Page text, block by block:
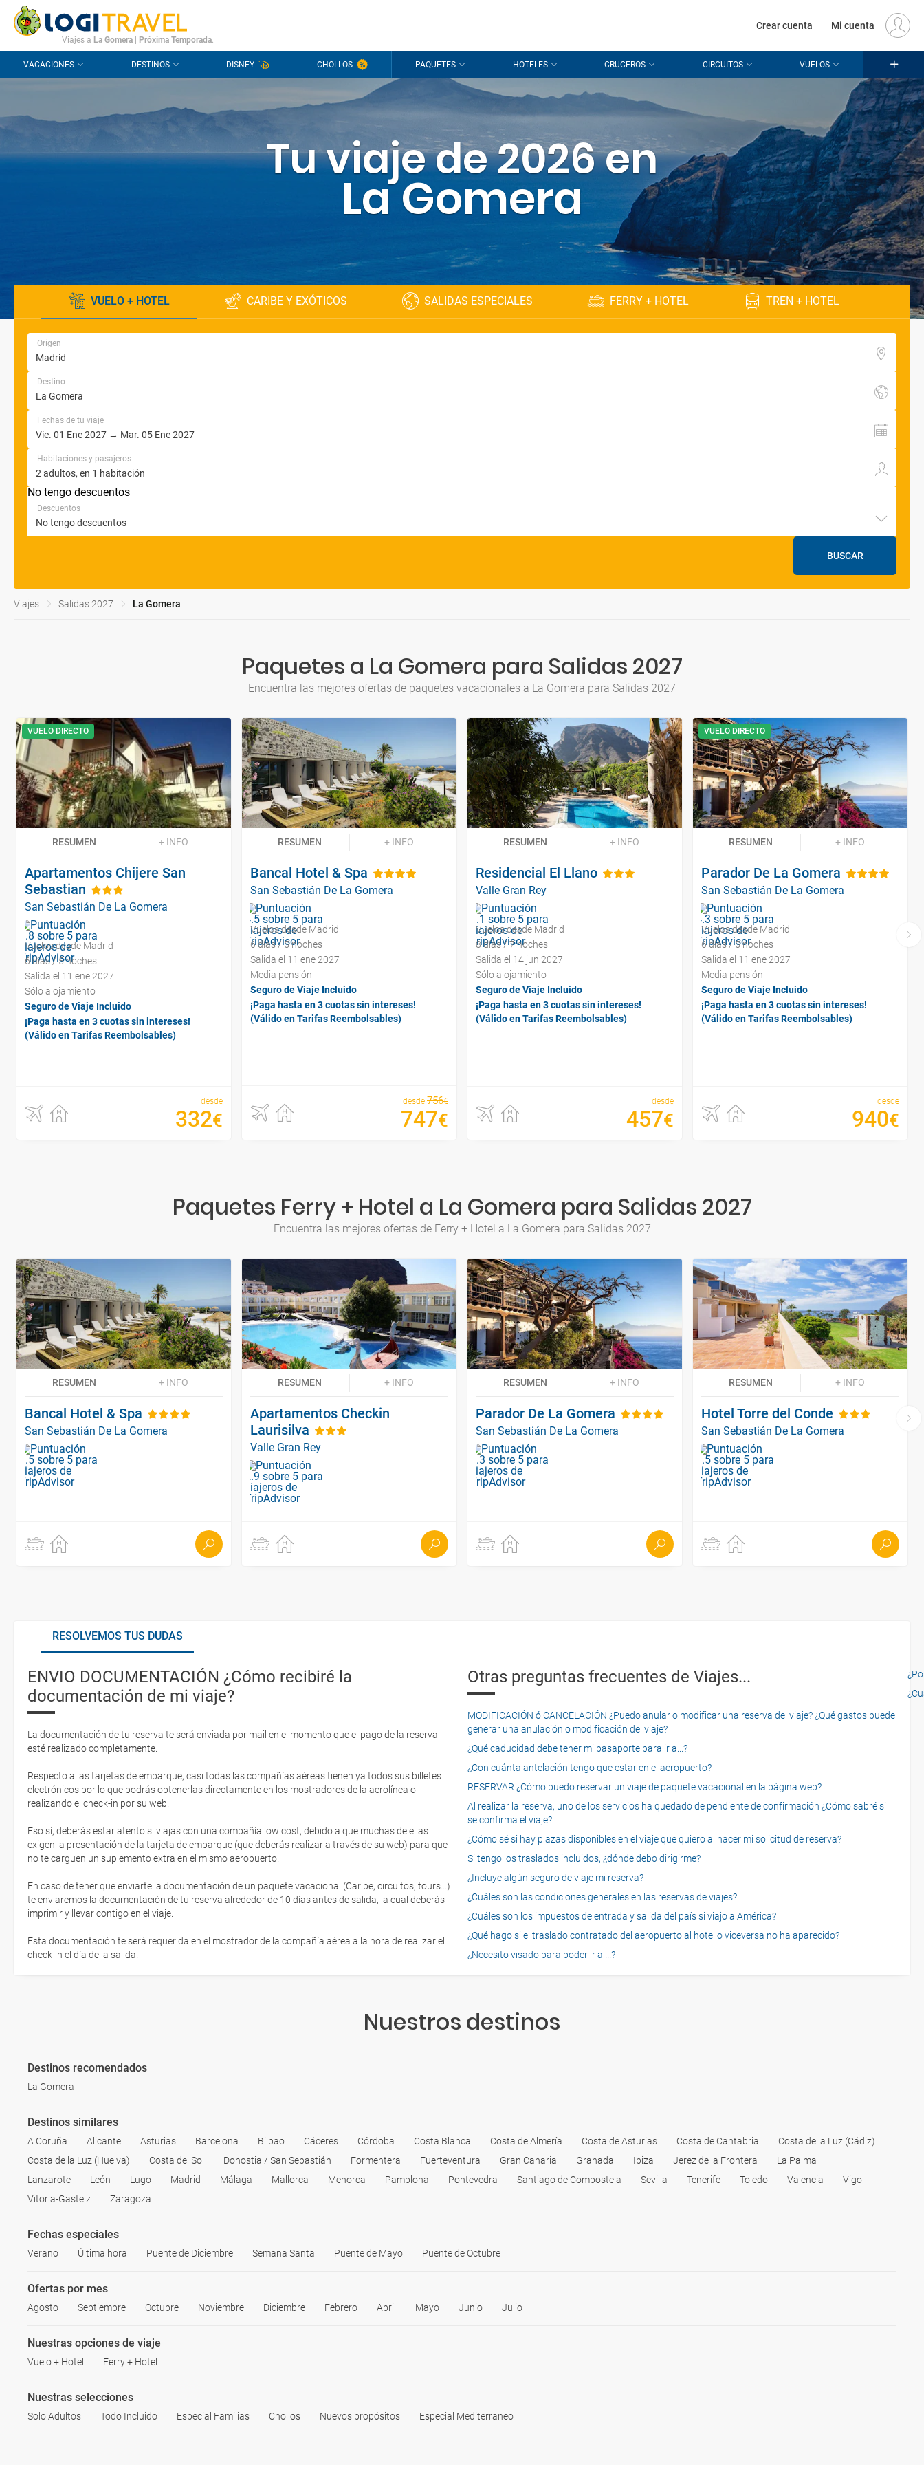
CONTACTO PREGUNTAS FRECUENTES EUR
Viajes a La Gomera Próxima Temporada.
Crear cuenta | Mi cuenta
VACACIONES DESTINOS DISNEY CHOLLOS PAQUETES HOTELES CRUCEROS CIRCUITOS VUELOS
Tu viaje de 2026 en
La Gomera
VUELO + HOTEL CARIBE Y EXÓTICOS SALIDAS ESPECIALES FERRY + HOTEL TREN + HOTEL
Origen
Destino
Fechas de tu viaje
Habitaciones y pasajeros
No tengo descuentos
Descuentos
BUSCAR
Viajes Salidas 2027 La Gomera
Paquetes a La Gomera para Salidas 2027
Encuentra las mejores ofertas de paquetes vacacionales a La Gomera para Salidas 2027
VUELO DIRECTO
RESUMEN + INFO
Apartamentos Chijere San
Sebastian
San Sebastián De La Gomera
Vuelos desde Madrid
6 días / 5 noches
Salida el 11 ene 2027
Sólo alojamiento
Seguro de Viaje Incluido
¡Paga hasta en 3 cuotas sin intereses!
(Válido en Tarifas Reembolsables)
desde
332€
RESUMEN + INFO
Bancal Hotel & Spa
San Sebastián De La Gomera
Vuelos desde Madrid
6 días / 5 noches
Salida el 11 ene 2027
Media pensión
Seguro de Viaje Incluido
¡Paga hasta en 3 cuotas sin intereses!
(Válido en Tarifas Reembolsables)
desde 756€
747€
RESUMEN + INFO
Residencial El Llano
Valle Gran Rey
Vuelos desde Madrid
8 días / 7 noches
Salida el 14 jun 2027
Sólo alojamiento
Seguro de Viaje Incluido
¡Paga hasta en 3 cuotas sin intereses!
(Válido en Tarifas Reembolsables)
desde
457€
VUELO DIRECTO
RESUMEN + INFO
Parador De La Gomera
San Sebastián De La Gomera
Vuelos desde Madrid
6 días / 5 noches
Salida el 11 ene 2027
Media pensión
Seguro de Viaje Incluido
¡Paga hasta en 3 cuotas sin intereses!
(Válido en Tarifas Reembolsables)
desde
940€
Paquetes Ferry + Hotel a La Gomera para Salidas 2027
Encuentra las mejores ofertas de Ferry + Hotel a La Gomera para Salidas 2027
RESUMEN + INFO
Bancal Hotel & Spa
San Sebastián De La Gomera
RESUMEN + INFO
Apartamentos Checkin
Laurisilva
Valle Gran Rey
RESUMEN + INFO
Parador De La Gomera
San Sebastián De La Gomera
RESUMEN + INFO
Hotel Torre del Conde
San Sebastián De La Gomera
RESOLVEMOS TUS DUDAS
ENVIO DOCUMENTACIÓN ¿Cómo recibiré la
documentación de mi viaje?
La documentación de tu reserva te será enviada por mail en el momento que el pago de la reserva
esté realizado completamente.
Respecto a las tarjetas de embarque, casi todas las compañías aéreas tienen ya todos sus billetes
electrónicos por lo que podrás obtenerlas directamente en los mostradores de la aerolínea o
realizando el check-in por su web.
Eso sí, deberás estar atento si viajas con una compañía low cost, debido a que muchas de ellas
exigen la presentación de la tarjeta de embarque (que deberás realizar a través de su web) para que
no te carguen un suplemento extra en el mismo aeropuerto.
En caso de tener que enviarte la documentación de un paquete vacacional (Caribe, circuitos, tours...)
te enviaremos la documentación de tu reserva alrededor de 10 días antes de salida, la cual deberás
imprimir y llevar contigo en el viaje.
Esta documentación te será requerida en el mostrador de la compañía aérea a la hora de realizar el
check-in el día de la salida.
Otras preguntas frecuentes de Viajes...
MODIFICACIÓN ó CANCELACIÓN ¿Puedo anular o modificar una reserva del viaje? ¿Qué gastos puede
generar una anulación o modificación del viaje?
¿Qué caducidad debe tener mi pasaporte para ir a...?
¿Con cuánta antelación tengo que estar en el aeropuerto?
RESERVAR ¿Cómo puedo reservar un viaje de paquete vacacional en la página web?
Al realizar la reserva, uno de los servicios ha quedado de pendiente de confirmación ¿Cómo sabré si
se confirma el viaje?
¿Cómo sé si hay plazas disponibles en el viaje que quiero al hacer mi solicitud de reserva?
Si tengo los traslados incluidos, ¿dónde debo dirigirme?
¿Incluye algún seguro de viaje mi reserva?
¿Cuáles son las condiciones generales en las reservas de viajes?
¿Cuáles son los impuestos de entrada y salida del país si viajo a América?
¿Qué hago si el traslado contratado del aeropuerto al hotel o viceversa no ha aparecido?
¿Necesito visado para poder ir a ...?
Nuestros destinos
Destinos recomendados
La Gomera
Destinos similares
A Coruña Alicante Asturias Barcelona Bilbao Cáceres Córdoba Costa Blanca Costa de Almería Costa de Asturias Costa de Cantabria
Costa de la Luz (Cádiz)
Costa de la Luz (Huelva)
Costa del Sol Donostia / San Sebastián Formentera Fuerteventura Gran Canaria Granada Ibiza Jerez de la Frontera
La Palma
Lanzarote
León Lugo Madrid Málaga Mallorca Menorca Pamplona Pontevedra Santiago de Compostela Sevilla Tenerife Toledo Valencia
Vigo
Vitoria-Gasteiz
Zaragoza
Fechas especiales
Verano Última hora Puente de Diciembre Semana Santa Puente de Mayo Puente de Octubre
Ofertas por mes
Agosto Septiembre Octubre Noviembre Diciembre Febrero Abril Mayo Junio Julio
Nuestras opciones de viaje
Vuelo + Hotel Ferry + Hotel
Nuestras selecciones
Solo Adultos Todo Incluido Especial Familias Chollos Nuevos propósitos Especial Mediterraneo